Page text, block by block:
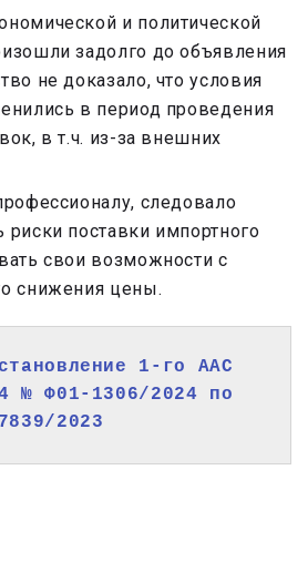
и политической
задолго до объявления
не доказало, что условия
в период проведения
в т.ч. из-за внешних
следовало
риски поставки импортного
свои возможности с
снижения цены.
1-го ААС
№ Ф01-1306/2024 по
2023